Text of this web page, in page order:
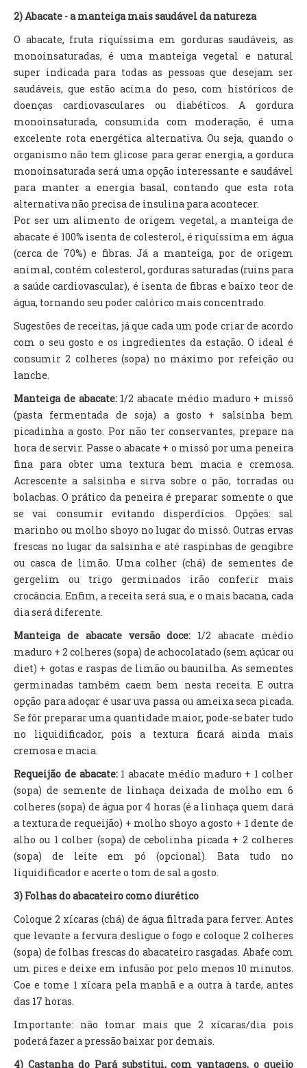
2) Abacate - a manteiga mais saudável da natureza
O abacate, fruta riquíssima em gorduras saudáveis, as
monoinsaturadas, é uma manteiga vegetal e natural
super indicada para todas as pessoas que desejam ser
saudáveis, que estão acima do peso, com históricos de
doenças cardiovasculares ou diabéticos. A gordura
monoinsaturada, consumida com moderação, é uma
excelente rota energética alternativa. Ou seja, quando o
organismo não tem glicose para gerar energia, a gordura
monoinsaturada será uma opção interessante e saudável
para manter a energia basal, contando que esta rota
alternativa não precisa de insulina para acontecer.
Por ser um alimento de origem vegetal, a manteiga de
abacate é 100% isenta de colesterol, é riquíssima em água
(cerca de 70%) e fibras. Já a manteiga, por de origem
animal, contém colesterol, gorduras saturadas (ruins para
a saúde cardiovascular), é isenta de fibras e baixo teor de
água, tornando seu poder calórico mais concentrado.
Sugestões de receitas, já que cada um pode criar de acordo
com o seu gosto e os ingredientes da estação. O ideal é
consumir 2 colheres (sopa) no máximo por refeição ou
lanche.
Manteiga de abacate:1/2 abacate médio maduro + missô
(pasta fermentada de soja) a gosto + salsinha bem
picadinha a gosto. Por não ter conservantes, prepare na
hora de servir. Passe o abacate + o missô por uma peneira
fina para obter uma textura bem macia e cremosa.
Acrescente a salsinha e sirva sobre o pão, torradas ou
bolachas. O prático da peneira é preparar somente o que
se vai consumir evitando disperdícios. Opções: sal
marinho ou molho shoyo no lugar do missô. Outras ervas
frescas no lugar da salsinha e até raspinhas de gengibre
ou casca de limão. Uma colher (chá) de sementes de
gergelim ou trigo germinados irão conferir mais
crocância. Enfim, a receita será sua, e o mais bacana, cada
dia será diferente.
Manteiga de abacate versão doce: 1/2 abacate médio
maduro + 2 colheres (sopa) de achocolatado (sem açúcar ou
diet) + gotas e raspas de limão ou baunilha. As sementes
germinadas também caem bem nesta receita. E outra
opção para adoçar é usar uva passa ou ameixa seca picada.
Se fôr preparar uma quantidade maior, pode-se bater tudo
no liquidificador, pois a textura ficará ainda mais
cremosa e macia.
Requeijão de abacate:1 abacate médio maduro + 1 colher
(sopa) de semente de linhaça deixada de molho em 6
colheres (sopa) de água por 4 horas (é a linhaça quem dará
a textura de requeijão) + molho shoyo a gosto + 1 dente de
alho ou 1 colher (sopa) de cebolinha picada + 2 colheres
(sopa) de leite em pó (opcional). Bata tudo no
liquidificador e acerte o tom de sal a gosto.
3) Folhas do abacateiro como diurético
Coloque 2 xícaras (chá) de água filtrada para ferver. Antes
que levante a fervura desligue o fogo e coloque 2 colheres
(sopa) de folhas frescas do abacateiro rasgadas. Abafe com
um pires e deixe em infusão por pelo menos 10 minutos.
Coe e tome 1 xícara pela manhã e a outra à tarde, antes
das 17 horas.
Importante: não tomar mais que 2 xícaras/dia pois
poderá fazer a pressão baixar por demais.
4) Castanha do Pará substitui, com vantagens, o queijo